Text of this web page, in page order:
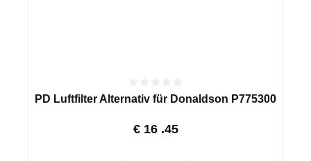
PD Luftfilter Alternativ für Donaldson P775300
€ 16 .45